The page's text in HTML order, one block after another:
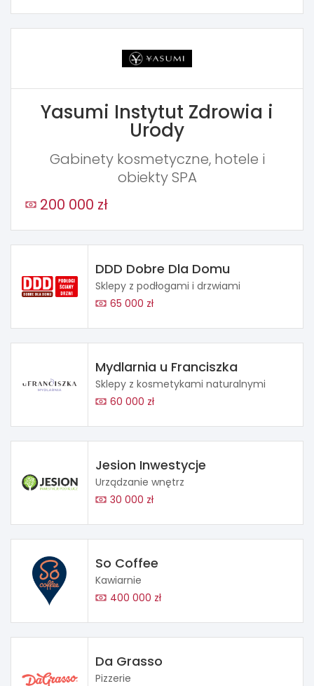
Yasumi Instytut Zdrowia i
Urody
Gabinety kosmetyczne, hotele i
obiekty SPA
200 000 zł
DDD Dobre Dla Domu
Sklepy z podłogami i drzwiami
65 000 zł
Mydlarnia u Franciszka
Sklepy z kosmetykami naturalnymi
60 000 zł
Jesion Inwestycje
Urządzanie wnętrz
30 000 zł
So Coffee
Kawiarnie
400 000 zł
Da Grasso
Pizzerie